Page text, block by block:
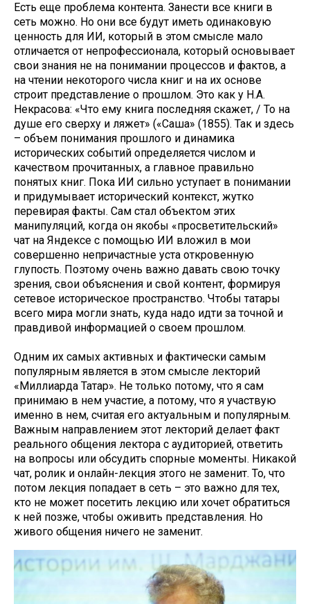
Есть еще проблема контента. Занести все книги в
сеть можно. Но они все будут иметь одинаковую
ценность для ИИ, который в этом смысле мало
отличается от непрофессионала, который основывает
свои знания не на понимании процессов и фактов, а
на чтении некоторого числа книг и на их основе
строит представление о прошлом. Это как у Н.А.
Некрасова: «Что ему книга последняя скажет, / То на
душе его сверху и ляжет» («Саша» (1855). Так и здесь
– объем понимания прошлого и динамика
исторических событий определяется числом и
качеством прочитанных, а главное правильно
понятых книг. Пока ИИ сильно уступает в понимании
и придумывает исторический контекст, жутко
перевирая факты. Сам стал объектом этих
манипуляций, когда он якобы «просветительский»
чат на Яндексе с помощью ИИ вложил в мои
совершенно непричастные уста откровенную
глупость. Поэтому очень важно давать свою точку
зрения, свои объяснения и свой контент, формируя
сетевое историческое пространство. Чтобы татары
всего мира могли знать, куда надо идти за точной и
правдивой информацией о своем прошлом.
Одним их самых активных и фактически самым
популярным является в этом смысле лекторий
«Миллиарда Татар». Не только потому, что я сам
принимаю в нем участие, а потому, что я участвую
именно в нем, считая его актуальным и популярным.
Важным направлением этот лекторий делает факт
реального общения лектора с аудиторией, ответить
на вопросы или обсудить спорные моменты. Никакой
чат, ролик и онлайн-лекция этого не заменит. То, что
потом лекция попадает в сеть – это важно для тех,
кто не может посетить лекцию или хочет обратиться
к ней позже, чтобы оживить представления. Но
живого общения ничего не заменит.